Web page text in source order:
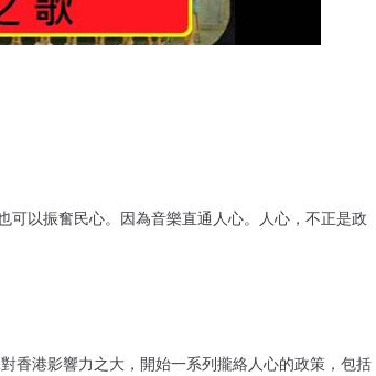
以振奮民心。因為音樂直通人心。人心，不正是政
香港影響力之大，開始一系列攏絡人心的政策，包括